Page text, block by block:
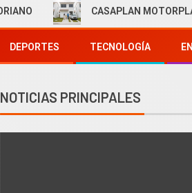
CASAPLAN MOTORPLAN
DEPORTES TECNOLOGÍA
NOTICIAS PRINCIPALES